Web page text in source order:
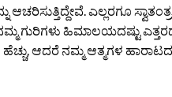
ಆಚರಿಸುತ್ತಿದ್ದೇವೆ. ಎಲ್ಲರಗೂ
ಗುರಿಗಳು ಹಿಮಾಲಯದಷ್ಟು
ಹೆಚ್ಚು, ಆದರೆ ನಮ್ಮ ಆತ್ಮಗಳ